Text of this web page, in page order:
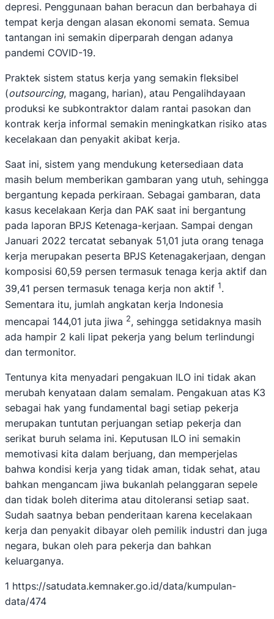
depresi. Penggunaan bahan beracun dan berbahaya di
tempat kerja dengan alasan ekonomi semata. Semua
tantangan ini semakin diperparah dengan adanya
pandemi COVID-19.
Praktek sistem status kerja yang semakin fleksibel
(outsourcing, magang, harian), atau Pengalihdayaan
produksi ke subkontraktor dalam rantai pasokan dan
kontrak kerja informal semakin meningkatkan risiko atas
kecelakaan dan penyakit akibat kerja.
Saat ini, sistem yang mendukung ketersediaan data
masih belum memberikan gambaran yang utuh, sehingga
bergantung kepada perkiraan. Sebagai gambaran, data
kasus kecelakaan Kerja dan PAK saat ini bergantung
pada laporan BPJS Ketenaga-kerjaan. Sampai dengan
Januari 2022 tercatat sebanyak 51,01 juta orang tenaga
kerja merupakan peserta BPJS Ketenagakerjaan, dengan
komposisi 60,59 persen termasuk tenaga kerja aktif dan
39,41 persen termasuk tenaga kerja non aktif 1.
Sementara itu, jumlah angkatan kerja Indonesia
mencapai 144,01 juta jiwa 2, sehingga setidaknya masih
ada hampir 2 kali lipat pekerja yang belum terlindungi
dan termonitor.
Tentunya kita menyadari pengakuan ILO ini tidak akan
merubah kenyataan dalam semalam. Pengakuan atas K3
sebagai hak yang fundamental bagi setiap pekerja
merupakan tuntutan perjuangan setiap pekerja dan
serikat buruh selama ini. Keputusan ILO ini semakin
memotivasi kita dalam berjuang, dan memperjelas
bahwa kondisi kerja yang tidak aman, tidak sehat, atau
bahkan mengancam jiwa bukanlah pelanggaran sepele
dan tidak boleh diterima atau ditoleransi setiap saat.
Sudah saatnya beban penderitaan karena kecelakaan
kerja dan penyakit dibayar oleh pemilik industri dan juga
negara, bukan oleh para pekerja dan bahkan
keluarganya.
1 https://satudata.kemnaker.go.id/data/kumpulan-
data/474